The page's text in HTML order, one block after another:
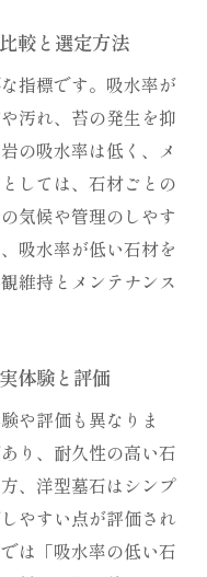
テナンスがしやす
掃除しやすさの
らす石材選びのコ
墓の種類とその特
る
の性能比較ポイン
質と特徴の違い
較と選定方法
指標です。吸水率が
汚れ、苔の発生を抑
の吸水率は低く、メ
しては、石材ごとの
気候や管理のしやす
吸水率が低い石材を
維持とメンテナンス
体験と評価
や評価も異なりま
り、耐久性の高い石
、洋型墓石はシンプ
やすい点が評価され
は「吸水率の低い石